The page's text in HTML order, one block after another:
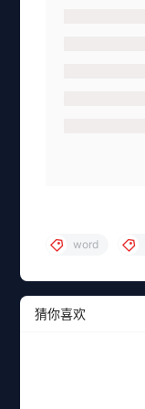
word
猜你喜欢